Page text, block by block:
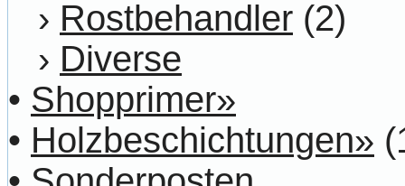
› Rostbehandler (2)
› Diverse
• Shopprimer»
• Holzbeschichtungen»